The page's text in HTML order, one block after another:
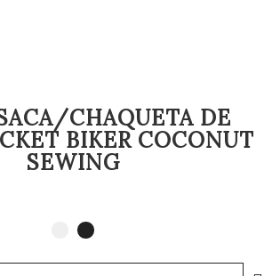
CHAQUETA DE
BIKER COCONUT
SEWING